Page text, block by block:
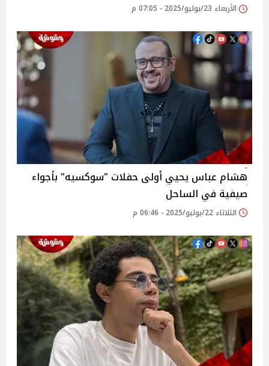
الأربعاء 23/يوليو/2025 - 07:05 م
هشام عباس يحيي أولى حفلات "سوكسيه" بأجواء
صيفية في الساحل‎
الثلاثاء 22/يوليو/2025 - 06:46 م